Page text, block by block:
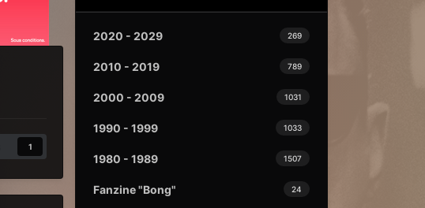
1
269
2020 - 2029
789
2010 - 2019
1031
2000 - 2009
1033
1990 - 1999
1507
1980 - 1989
24
Fanzine "Bong"